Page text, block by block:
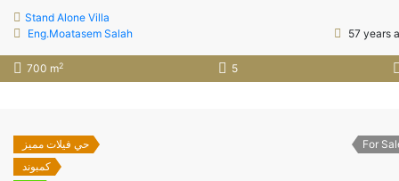
Stand Alone Villa
Eng.Moatasem Salah
57 years
700 m2 5
حي فيلات مميز
كمبوند
For